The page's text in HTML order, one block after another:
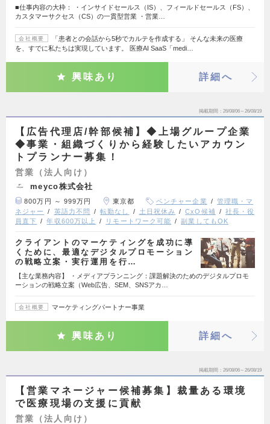
■仕事内容の大枠： ・インサイドセールス（IS）、フィールドセールス（FS）、
カスタマーサクセス（CS）の一貫型営業 ・営業…
会社概要
「患者との会話から5秒でカルテを作成する」 そんな未来の医療
を、すでに私たちは実現しています。 医療AI SaaS「medi…
興味あり 詳細へ
掲載期間 26/08/06～26/08/19
【広告代理店/幹部候補】◆上場グループ企業
◆事業・組織づくりから経験したいアカウン
トプランナー募集！
営業（法人向け）
meyco株式会社
800万円 ～ 999万円 東京都 ベンチャー企業
管理職・マ
ネジャー
英語力不問 転勤なし 土日祝休み CxO候補
社長・役
員直下
年収600万以上 リモートワーク可能 副業してもOK
クライアントのマーケティングを成功に導
くために、最適なデジタルプロモーション
の戦略立案・実行運用を行…
【主な業務内容】 ・メディアプランニング：課題解決のためのデジタルプロモ
ーションの戦略立案（Web広告、SEM、SNSアカ…
会社概要 マーケティングパートナー事業
興味あり 詳細へ
掲載期間 26/08/06～26/08/19
【営業マネージャー候補募集】裁量ある環境
で医療現場の支援に貢献
営業（法人向け）